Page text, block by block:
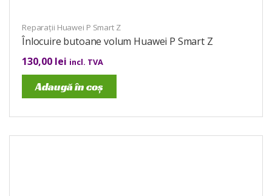
Reparații Huawei P Smart Z
Înlocuire butoane volum Huawei P Smart Z
130,00 lei incl. TVA
Adaugă în coș